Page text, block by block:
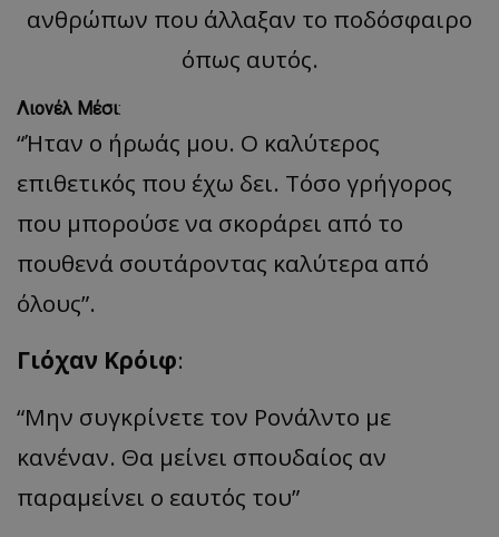
ανθρώπων που άλλαξαν το ποδόσφαιρο
όπως αυτός.
Λιονέλ Μέσι:
“Ήταν ο ήρωάς μου. Ο καλύτερος
επιθετικός που έχω δει. Τόσο γρήγορος
που μπορούσε να σκοράρει από το
πουθενά σουτάροντας καλύτερα από
όλους”.
Γιόχαν Κρόιφ:
“Μην συγκρίνετε τον Ρονάλντο με
κανέναν. Θα μείνει σπουδαίος αν
παραμείνει ο εαυτός του”